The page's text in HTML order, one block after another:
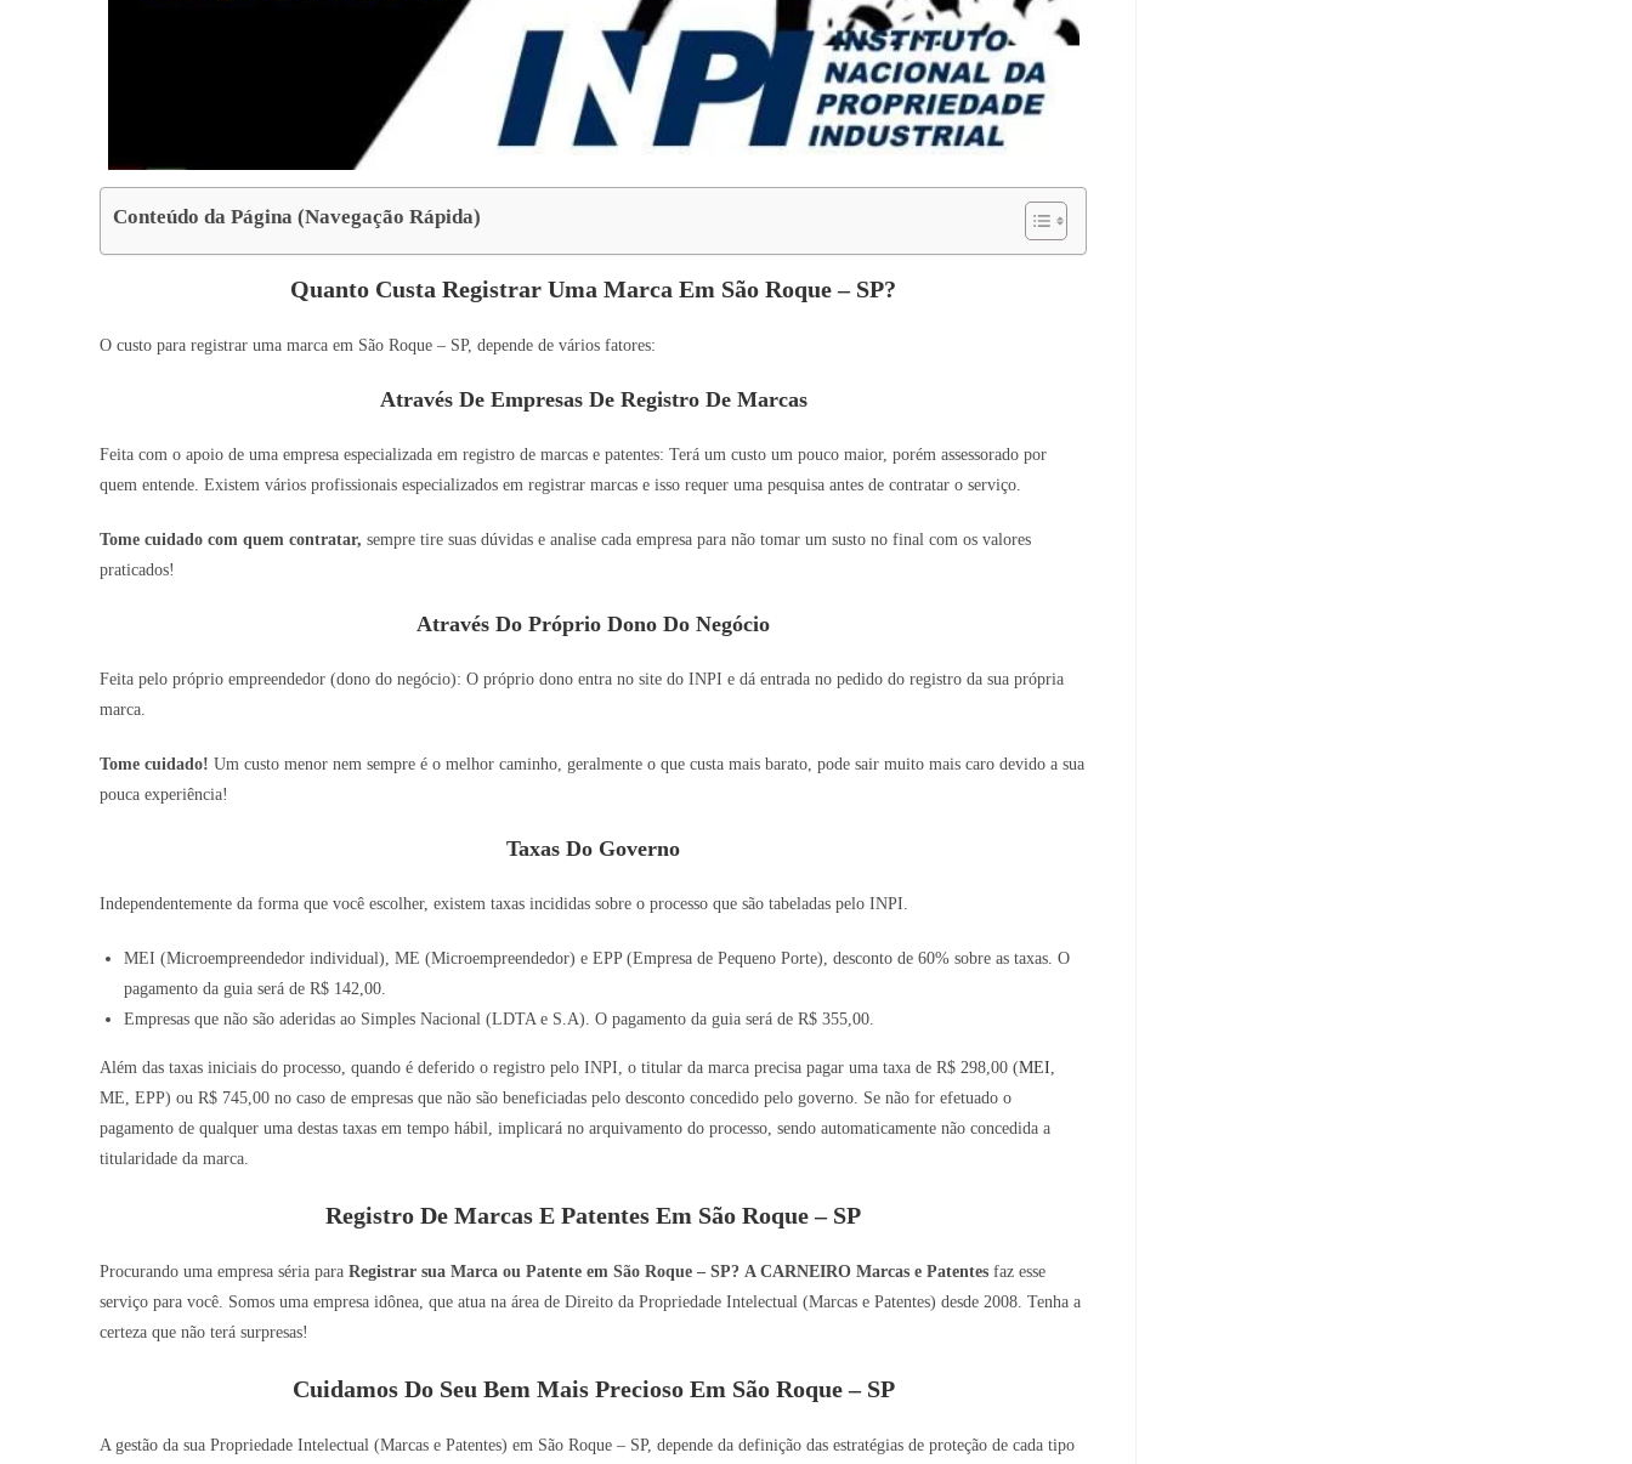
Conteúdo da Página (Navegação Rápida)
Quanto Custa Registrar Uma Marca Em São Roque – SP?
O custo para registrar uma marca em São Roque – SP, depende de vários fatores:
Através De Empresas De Registro De Marcas
Feita com o apoio de uma empresa especializada em registro de marcas e patentes: Terá um custo um pouco maior, porém assessorado por
quem entende. Existem vários profissionais especializados em registrar marcas e isso requer uma pesquisa antes de contratar o serviço.
Tome cuidado com quem contratar, sempre tire suas dúvidas e analise cada empresa para não tomar um susto no final com os valores
praticados!
Através Do Próprio Dono Do Negócio
Feita pelo próprio empreendedor (dono do negócio): O próprio dono entra no site do INPI e dá entrada no pedido do registro da sua própria
marca.
Tome cuidado! Um custo menor nem sempre é o melhor caminho, geralmente o que custa mais barato, pode sair muito mais caro devido a sua
pouca experiência!
Taxas Do Governo
Independentemente da forma que você escolher, existem taxas incididas sobre o processo que são tabeladas pelo INPI.
MEI (Microempreendedor individual), ME (Microempreendedor) e EPP (Empresa de Pequeno Porte), desconto de 60% sobre as taxas. O
pagamento da guia será de R$ 142,00.
Empresas que não são aderidas ao Simples Nacional (LDTA e S.A). O pagamento da guia será de R$ 355,00.
Além das taxas iniciais do processo, quando é deferido o registro pelo INPI, o titular da marca precisa pagar uma taxa de R$ 298,00 (MEI
ME, EPP) ou R$ 745,00 no caso de empresas que não são beneficiadas pelo desconto concedido pelo governo. Se não for efetuado o
pagamento de qualquer uma destas taxas em tempo hábil, implicará no arquivamento do processo, sendo automaticamente não concedida a
titularidade da marca.
Registro De Marcas E Patentes Em São Roque – SP
Procurando uma empresa séria para Registrar sua Marca ou Patente em São Roque – SP? A CARNEIRO Marcas e Patentes faz esse
serviço para você. Somos uma empresa idônea, que atua na área de Direito da Propriedade Intelectual (Marcas e Patentes) desde 2008. Tenha a
certeza que não terá surpresas!
Cuidamos Do Seu Bem Mais Precioso Em São Roque – SP
A gestão da sua Propriedade Intelectual (Marcas e Patentes) em São Roque – SP, depende da definição das estratégias de proteção de cada tipo